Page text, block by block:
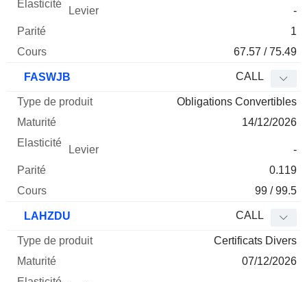
-
1
67.57 / 75.49
FASWJB CALL
Obligations Convertibles
14/12/2026
-
0.119
99 / 99.5
LAHZDU CALL
Certificats Divers
07/12/2026